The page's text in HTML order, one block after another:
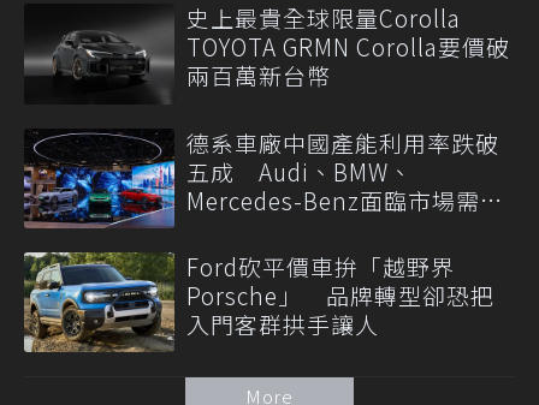
史上最貴全球限量Corolla
TOYOTA GRMN Corolla要價破
兩百萬新台幣
德系車廠中國產能利用率跌破
五成 Audi、BMW、
Mercedes-Benz面臨市場需求
Ford砍平價車拚「越野界
Porsche」 品牌轉型卻恐把
入門客群拱手讓人
More